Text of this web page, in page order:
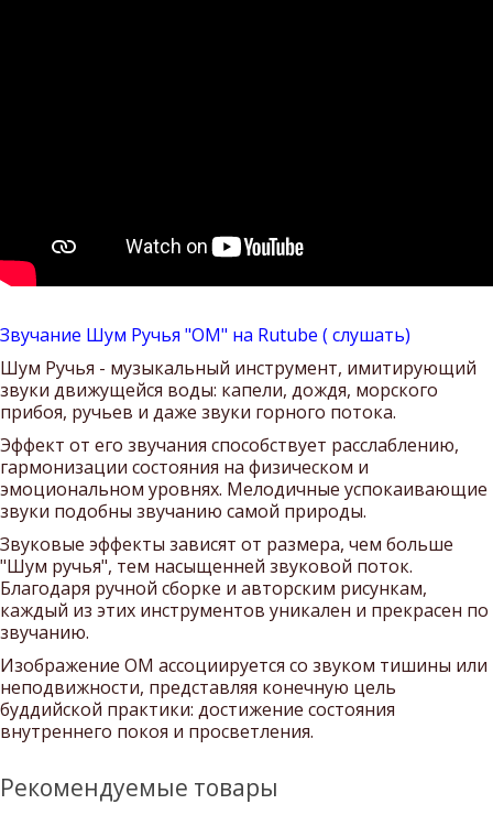
Звучание Шум Ручья "ОМ" на Rutube ( слушать)
Шум Ручья - музыкальный инструмент, имитирующий
звуки движущейся воды: капели, дождя, морского
прибоя, ручьев и даже звуки горного потока.
Эффект от его звучания способствует расслаблению,
гармонизации состояния на физическом и
эмоциональном уровнях. Мелодичные успокаивающие
звуки подобны звучанию самой природы.
Звуковые эффекты зависят от размера, чем больше
"Шум ручья", тем насыщенней звуковой поток.
Благодаря ручной сборке и авторским рисункам,
каждый из этих инструментов уникален и прекрасен по
звучанию.
Изображение ОМ ассоциируется со звуком тишины или
неподвижности, представляя конечную цель
буддийской практики: достижение состояния
внутреннего покоя и просветления.
Рекомендуемые товары